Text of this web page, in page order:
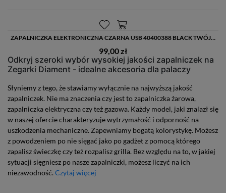
ZAPALNICZKA ELEKTRONICZNA CZARNA USB 40400388 BLACK TWÓJ TEKST GRATIS
99,00 zł
Odkryj szeroki wybór wysokiej jakości zapalniczek na
Zegarki Diament - idealne akcesoria dla palaczy
Słyniemy z tego, że stawiamy wyłącznie na najwyższą jakość
zapalniczek. Nie ma znaczenia czy jest to zapalniczka żarowa,
zapalniczka elektryczna czy też gazowa. Każdy model, jaki znalazł się
w naszej ofercie charakteryzuje wytrzymałość i odporność na
uszkodzenia mechaniczne. Zapewniamy bogatą kolorystykę. Możesz
z powodzeniem po nie sięgać jako po gadżet z pomocą którego
zapalisz świeczkę czy też rozpalisz grilla. Bez względu na to, w jakiej
sytuacji sięgniesz po nasze zapalniczki, możesz liczyć na ich
niezawodność. Czytaj więcej